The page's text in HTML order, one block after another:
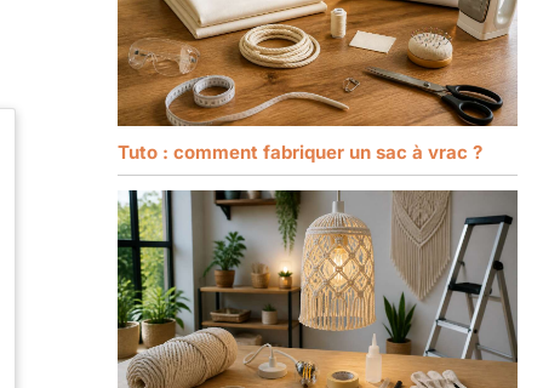
Tuto : comment fabriquer un sac à vrac ?